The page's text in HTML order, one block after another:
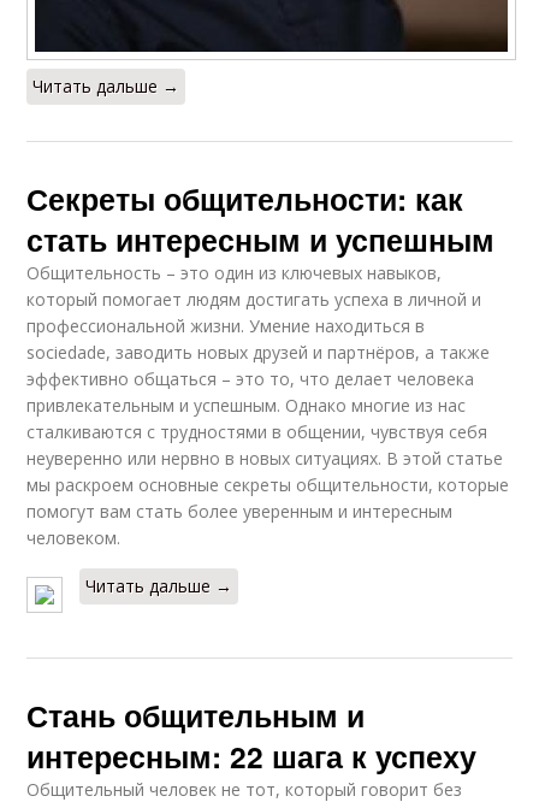
Читать дальше →
Секреты общительности: как
стать интересным и успешным
Общительность – это один из ключевых навыков,
который помогает людям достигать успеха в личной и
профессиональной жизни. Умение находиться в
sociedadе, заводить новых друзей и партнёров, а также
эффективно общаться – это то, что делает человека
привлекательным и успешным. Однако многие из нас
сталкиваются с трудностями в общении, чувствуя себя
неуверенно или нервно в новых ситуациях. В этой статье
мы раскроем основные секреты общительности, которые
помогут вам стать более уверенным и интересным
человеком.
Читать дальше →
Стань общительным и
интересным: 22 шага к успеху
Общительный человек не тот, который говорит без